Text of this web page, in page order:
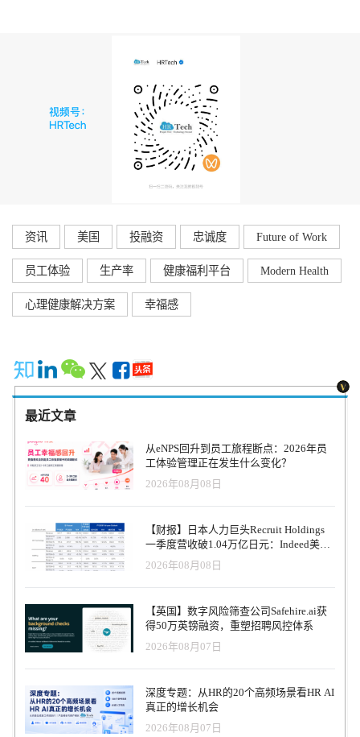
资讯 美国 投融资 忠诚度 Future of Work
员工体验 生产率 健康福利平台 Modern Health
心理健康解决方案 幸福感
最近文章
从eNPS回升到员工旅程断点：2026年员
工体验管理正在发生什么变化？
2026年08月08日
【财报】日本人力巨头Recruit Holdings
一季度营收破1.04万亿日元：Indeed美国
收入逆势增长30%，AI招聘推动利润率升
至47.4%
2026年08月08日
【英国】数字风险筛查公司Safehire.ai获
得50万英镑融资，重塑招聘风控体系
2026年08月07日
深度专题：从HR的20个高频场景看HR AI
真正的增长机会
2026年08月07日